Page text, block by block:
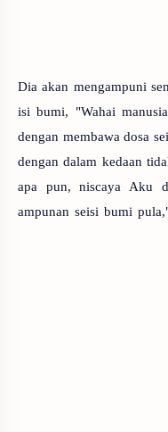
Dia akan mengampuni
isi bumi, "Wahai
dengan membawa dosa
dengan dalam kedaan
apa pun, niscaya Aku
ampunan seisi bumi